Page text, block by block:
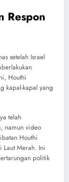
Respon
setelah Israel
Houthi
kapal-kapal yang
telah
namun video
Houthi
Laut Merah. Ini
politik